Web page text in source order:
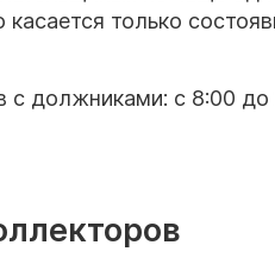
только
с должниками: с 8:00